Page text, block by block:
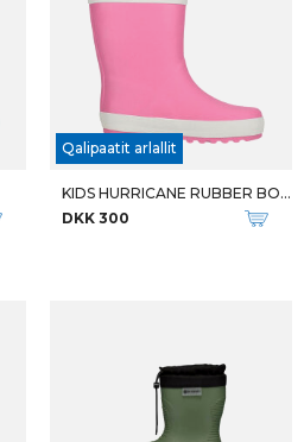
Qalipaatit arlallit
KIDS HURRICANE RUBBER BOOT
DKK 300